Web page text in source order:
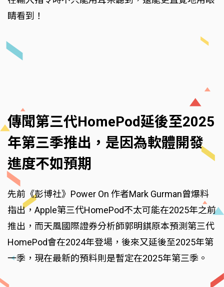
睛看到！
傳聞第三代HomePod延後至2025
年第三季推出，是因為軟體開發
進度不如預期
先前《彭博社》Power On 作者Mark Gurman曾爆料
指出，Apple第三代HomePod不太可能在2025年之前
推出，而天風國際證券分析師郭明錤原本預測第三代
HomePod會在2024年登場，後來又延後至2025年第
一季，現在最新的預料則是暫定在2025年第三季。